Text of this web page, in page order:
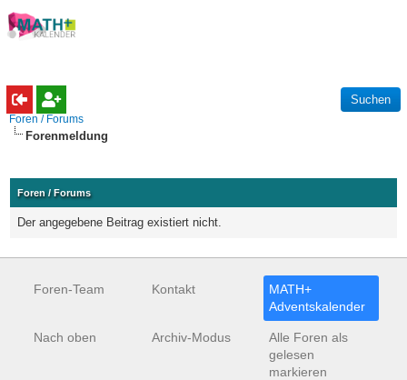
Foren / Forums
Forenmeldung
Foren / Forums
Der angegebene Beitrag existiert nicht.
Foren-Team Kontakt
MATH+
Adventskalender
Nach oben Archiv-Modus
Alle Foren als
gelesen
markieren